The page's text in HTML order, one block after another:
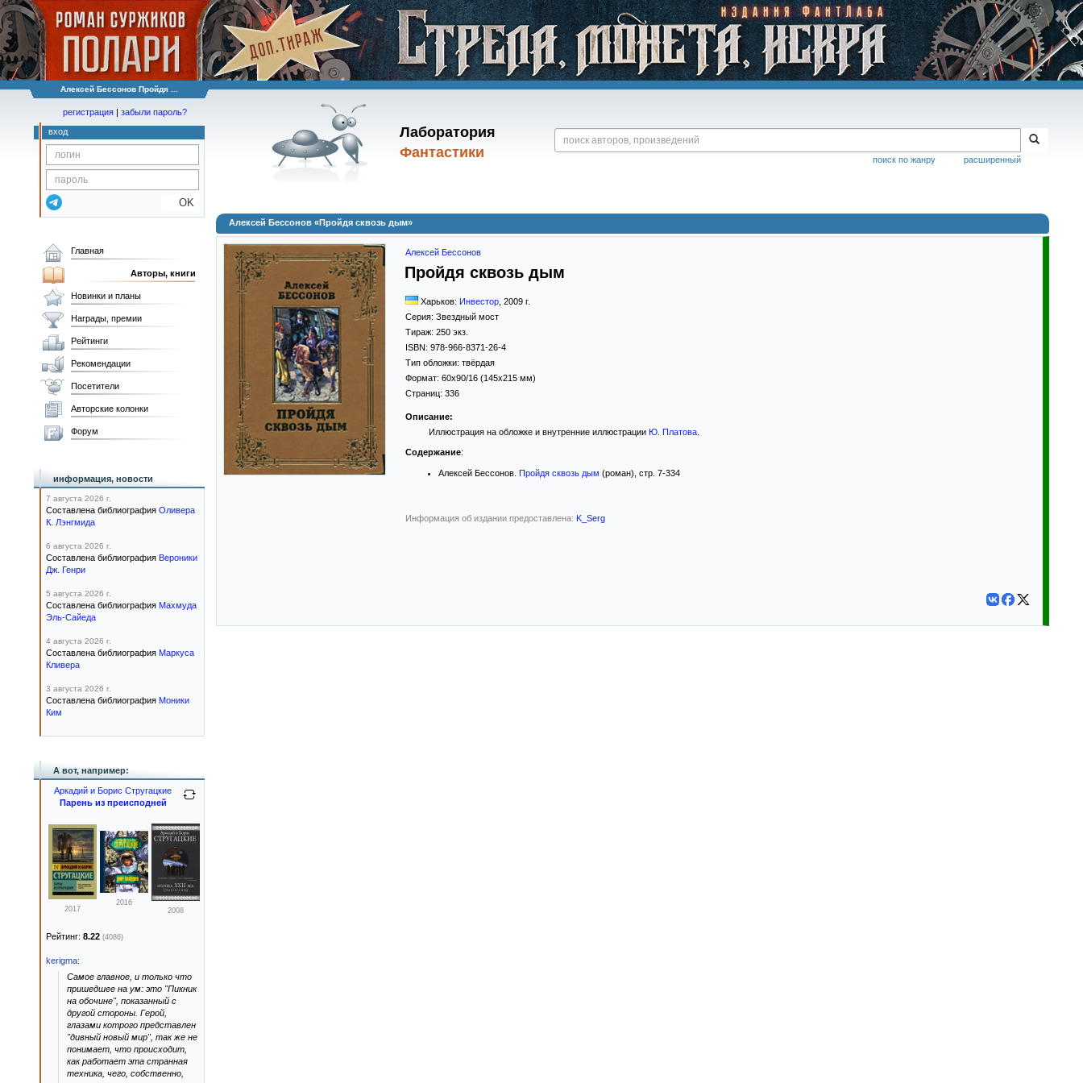
Алексей Бессонов Пройдя ...
Лаборатория
Фантастики
расширенный
поиск по жанру
регистрация | забыли пароль?
вход
OK
Алексей Бессонов «Пройдя сквозь дым»
Алексей Бессонов
Пройдя сквозь дым
Харьков: Инвестор 2009 г.
Серия: Звездный мост
Тираж: 250 экз.
ISBN: 978-966-8371-26-4
Тип обложки: твёрдая
Формат: 60x90/16 (145x215 мм)
Страниц: 336
Описание:
Иллюстрация на обложке и внутренние иллюстрации Ю. Платова.
Содержание:
Алексей Бессонов. Пройдя сквозь дым (роман), стр. 7-334
Информация об издании предоставлена: K_Serg
Главная
Авторы, книги
Новинки и планы
Награды, премии
Рейтинги
Рекомендации
Посетители
Авторские колонки
Форум
информация, новости
7 августа 2026 г.
Составлена библиография Оливера
К. Лэнгмида
6 августа 2026 г.
Составлена библиография Вероники
Дж. Генри
5 августа 2026 г.
Составлена библиография Махмуда
Эль-Сайеда
4 августа 2026 г.
Составлена библиография Маркуса
Кливера
3 августа 2026 г.
Составлена библиография Моники
Ким
А вот, например:
Аркадий и Борис Стругацкие
Парень из преисподней
2017
2016
2008
Рейтинг: 8.22 (4086)
kerigma:
Самое главное, и только что
пришедшее на ум: это "Пикник
на обочине", показанный с
другой стороны. Герой,
глазами котрого представлен
"дивный новый мир", так же не
понимает, что происходит,
как работает эта странная
техника, чего, собственно,